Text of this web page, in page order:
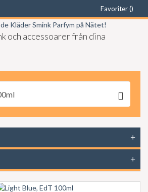
Favoriter ()
och accessoarer från dina